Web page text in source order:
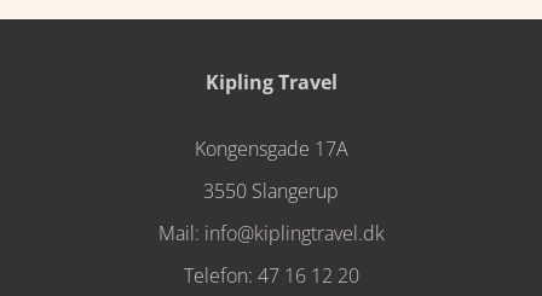
Kipling Travel
Kongensgade 17A
3550 Slangerup
Mail: info@kiplingtravel.dk
Telefon: 47 16 12 20